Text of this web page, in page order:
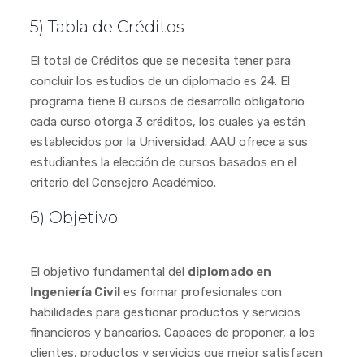
5) Tabla de Créditos
El total de Créditos que se necesita tener para
concluir los estudios de un diplomado es 24. El
programa tiene 8 cursos de desarrollo obligatorio
cada curso otorga 3 créditos, los cuales ya están
establecidos por la Universidad. AAU ofrece a sus
estudiantes la elección de cursos basados en el
criterio del Consejero Académico.
6) Objetivo
El objetivo fundamental del diplomado en
Ingeniería Civiles formar profesionales con
habilidades para gestionar productos y servicios
financieros y bancarios. Capaces de proponer, a los
clientes, productos y servicios que mejor satisfacen